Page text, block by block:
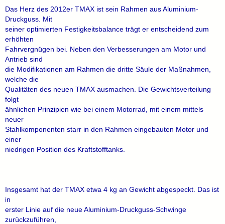
Das Herz des 2012er TMAX ist sein Rahmen aus Aluminium-
Druckguss. Mit
seiner optimierten Festigkeitsbalance trägt er entscheidend zum
erhöhten
Fahrvergnügen bei. Neben den Verbesserungen am Motor und
Antrieb sind
die Modifikationen am Rahmen die dritte Säule der Maßnahmen,
welche die
Qualitäten des neuen TMAX ausmachen. Die Gewichtsverteilung
folgt
ähnlichen Prinzipien wie bei einem Motorrad, mit einem mittels
neuer
Stahlkomponenten starr in den Rahmen eingebauten Motor und
einer
niedrigen Position des Kraftstofftanks.
Insgesamt hat der TMAX etwa 4 kg an Gewicht abgespeckt. Das ist
in
erster Linie auf die neue Aluminium-Druckguss-Schwinge
zurückzuführen,